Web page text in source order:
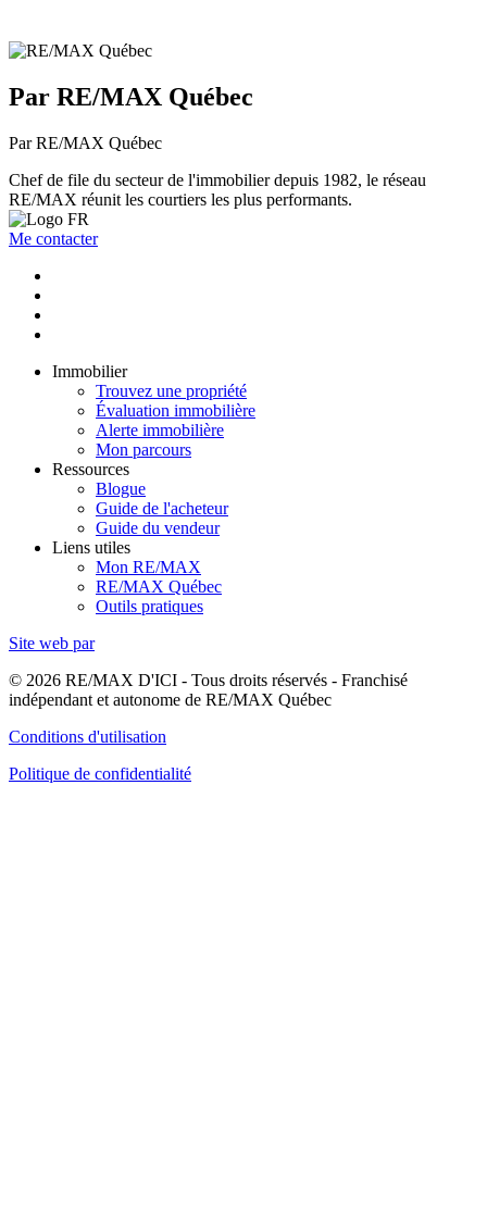
Par RE/MAX Québec
Par RE/MAX Québec
Chef de file du secteur de l'immobilier depuis 1982, le réseau
RE/MAX réunit les courtiers les plus performants.
Me contacter
Immobilier
Trouvez une propriété
Évaluation immobilière
Alerte immobilière
Mon parcours
Ressources
Blogue
Guide de l'acheteur
Guide du vendeur
Liens utiles
Mon RE/MAX
RE/MAX Québec
Outils pratiques
Site web par
© 2026 RE/MAX D'ICI - Tous droits réservés - Franchisé
indépendant et autonome de RE/MAX Québec
Conditions d'utilisation
Politique de confidentialité